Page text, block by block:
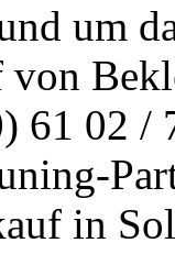
um
61 02 /
in